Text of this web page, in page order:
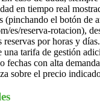
en tiempo real
(pinchando el botón de
es/reserva-rotacion),
reservas por horas y
una tarifa de gestión
fechas con alta
sobre el precio